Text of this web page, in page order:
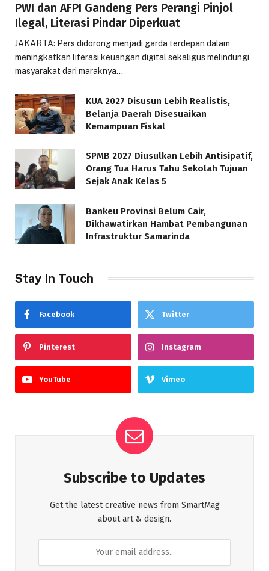
PWI dan AFPI Gandeng Pers Perangi Pinjol
Ilegal, Literasi Pindar Diperkuat
JAKARTA: Pers didorong menjadi garda terdepan dalam
meningkatkan literasi keuangan digital sekaligus melindungi
masyarakat dari maraknya…
KUA 2027 Disusun Lebih Realistis,
Belanja Daerah Disesuaikan
Kemampuan Fiskal
SPMB 2027 Diusulkan Lebih Antisipatif,
Orang Tua Harus Tahu Sekolah Tujuan
Sejak Anak Kelas 5
Bankeu Provinsi Belum Cair,
Dikhawatirkan Hambat Pembangunan
Infrastruktur Samarinda
Stay In Touch
Facebook Twitter
Pinterest Instagram
YouTube Vimeo
Subscribe to Updates
Get the latest creative news from SmartMag
about art & design.